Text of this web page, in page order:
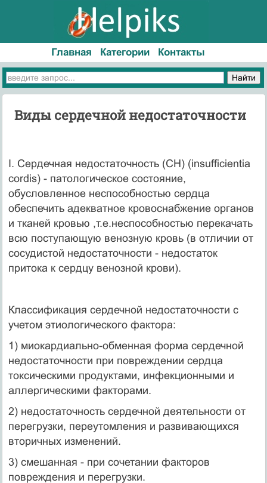
Главная Категории Контакты
Виды сердечной недостаточности
I. Сердечная недостаточность (СН) (insufficientia
cordis) - патологическое состояние,
обусловленное неспособностью сердца
обеспечить адекватное кровоснабжение органов
и тканей кровью ,т.е.неспособностью перекачать
всю поступающую венозную кровь (в отличии от
сосудистой недостаточности - недостаток
притока к сердцу венозной крови).
Классификация сердечной недостаточности с
учетом этиологического фактора:
1) миокардиально-обменная форма сердечной
недостаточности при повреждении сердца
токсическими продуктами, инфекционными и
аллергическими факторами.
2) недостаточность сердечной деятельности от
перегрузки, переутомления и развивающихся
вторичных изменений.
3) смешанная - при сочетании факторов
повреждения и перегрузки.